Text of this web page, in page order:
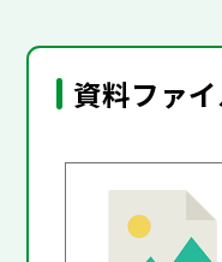
資料ファ